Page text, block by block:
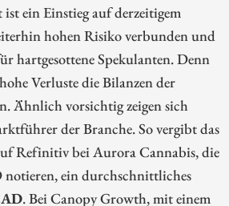
ein Einstieg auf derzeitigem
hohen Risiko verbunden und
hartgesottene Spekulanten. Denn
Verluste die Bilanzen der
Ähnlich vorsichtig zeigen sich
der Branche. So vergibt das
Refinitiv bei Aurora Cannabis, die
ein durchschnittliches
. Bei Canopy Growth, mit einem